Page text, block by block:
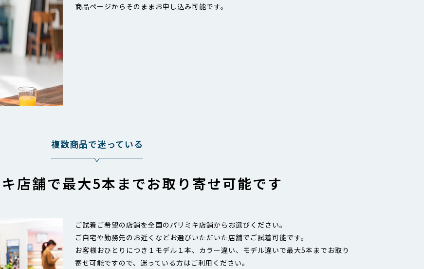
商品ページからそのままお申し込み可能です。
複数商品で迷っている
店舗で最大5本までお取り寄せ可能です
ご試着ご希望の店舗を全国のパリミキ店舗からお選びください。
ご自宅や勤務先のお近くなどお選びいただいた店舗でご試着可能です。
お客様おひとりにつき１モデル１本、カラー違い、モデル違いで最大5本までお取り
寄せ可能ですので、迷っている方はご利用ください。